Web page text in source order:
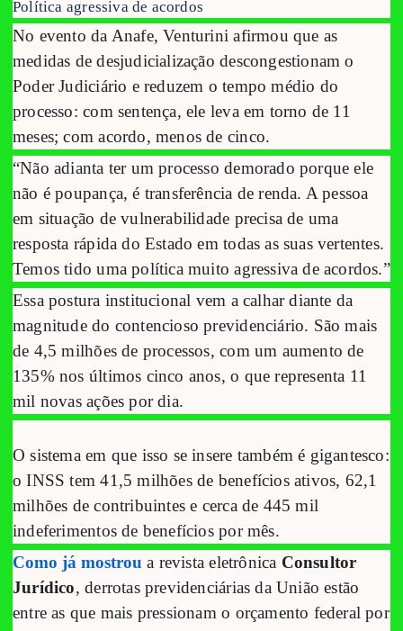
Política agressiva de acordos
No evento da Anafe, Venturini afirmou que as
medidas de desjudicialização descongestionam o
Poder Judiciário e reduzem o tempo médio do
processo: com sentença, ele leva em torno de 11
meses; com acordo, menos de cinco.
“Não adianta ter um processo demorado porque ele
não é poupança, é transferência de renda. A pessoa
em situação de vulnerabilidade precisa de uma
resposta rápida do Estado em todas as suas vertentes.
Temos tido uma política muito agressiva de acordos.”
Essa postura institucional vem a calhar diante da
magnitude do contencioso previdenciário. São mais
de 4,5 milhões de processos, com um aumento de
135% nos últimos cinco anos, o que representa 11
mil novas ações por dia.
O sistema em que isso se insere também é gigantesco:
o INSS tem 41,5 milhões de benefícios ativos, 62,1
milhões de contribuintes e cerca de 445 mil
indeferimentos de benefícios por mês.
Como já mostrou a revista eletrônica Consultor
Jurídico, derrotas previdenciárias da União estão
entre as que mais pressionam o orçamento federal por